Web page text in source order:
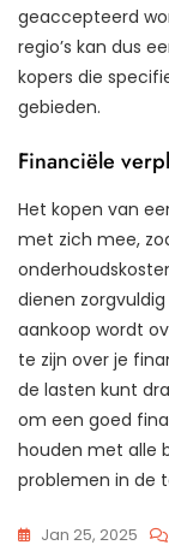
geaccepteerd
regio’s kan dus
kopers die
gebieden.
Financiële
Het kopen van
met zich mee,
dienen
aankoop wordt
te zijn over je
de lasten kunt
om een goed
houden met alle
problemen in de
Jan 25, 2025